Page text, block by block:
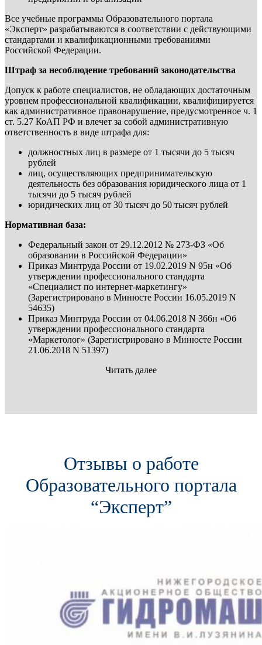
Все учебные программы Образовательного портала
«Эксперт» разрабатываются в соответствии с действующими
стандартами и квалификационными требованиями
Российской Федерации.
Штраф за несоблюдение требований законодательства
Допуск к работе специалистов, не обладающих достаточным
уровнем профессиональной квалификации, квалифицируется
как административное правонарушение, предусмотренное ч. 1
ст. 5.27 КоАП РФ и влечет за собой административную
ответственность в виде штрафа для:
должностных лиц в размере от 1 тысячи до 5 тысяч
рублей
лиц, осуществляющих предпринимательскую
деятельность без образования юридического лица от 1
тысячи до 5 тысяч рублей
юридических лиц от 30 тысяч до 50 тысяч рублей
Нормативная база:
Федеральный закон от 29.12.2012 № 273-ФЗ «Об
образовании в Российской Федерации»
Приказ Минтруда России от 19.02.2019 N 95н «Об
утверждении профессионального стандарта
«Специалист по интернет-маркетингу»
(Зарегистрировано в Минюсте России 16.05.2019 N
54635)
Приказ Минтруда России от 04.06.2018 N 366н «Об
утверждении профессионального стандарта
«Маркетолог» (Зарегистрировано в Минюсте России
21.06.2018 N 51397)
Читать далее
Отзывы о работе
Образовательного портала
“Эксперт”